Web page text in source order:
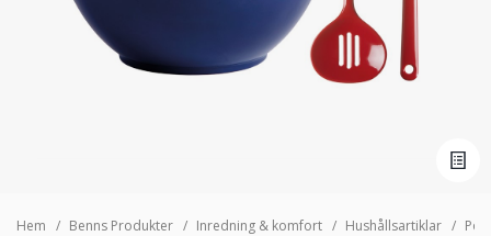
Hem Benns Produkter Inredning & komfort Hushållsartiklar